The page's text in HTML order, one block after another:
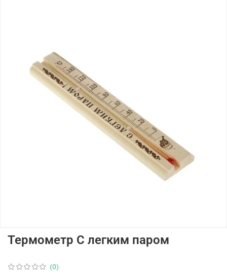
(0)
Термометр С легким паром